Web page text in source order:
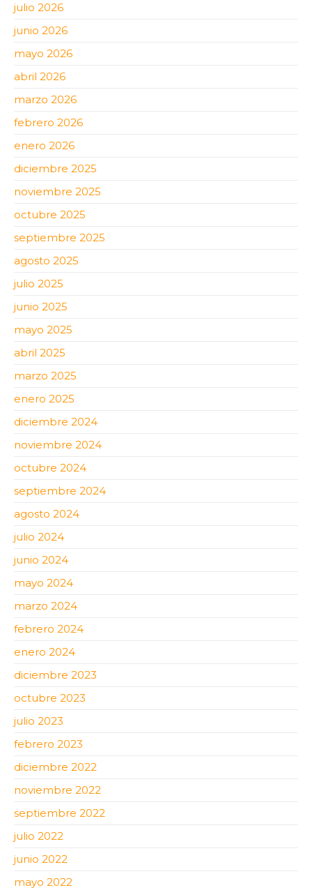
julio 2026
junio 2026
mayo 2026
abril 2026
marzo 2026
febrero 2026
enero 2026
diciembre 2025
noviembre 2025
octubre 2025
septiembre 2025
agosto 2025
julio 2025
junio 2025
mayo 2025
abril 2025
marzo 2025
enero 2025
diciembre 2024
noviembre 2024
octubre 2024
septiembre 2024
agosto 2024
julio 2024
junio 2024
mayo 2024
marzo 2024
febrero 2024
enero 2024
diciembre 2023
octubre 2023
julio 2023
febrero 2023
diciembre 2022
noviembre 2022
septiembre 2022
julio 2022
junio 2022
mayo 2022